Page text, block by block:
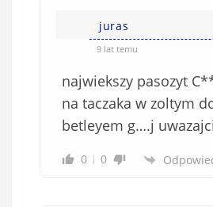
juras
9 lat temu
najwiekszy pasozyt
na taczaka w zoltym
betleyem g….j
0 0